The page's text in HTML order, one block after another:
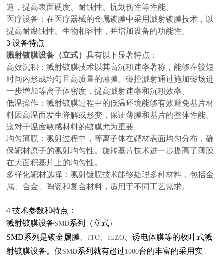
造，提高表面硬度、耐蚀性、抗划伤性等性能。
医疗设备：在医疗器械的金属镀膜中采用溅射镀膜技术，以
提高耐腐蚀性、生物相容性，并增加设备的功能性。
3设备特点
溅射镀膜设备（立式）具有以下显著特点：
高效沉积：溅射镀膜技术以其高沉积速率著称，能够在较短
时间内形成均匀且高质量的薄膜。磁控溅射通过施加磁场进
一步增加等离子体密度，提高溅射速率和沉积效率。
低温操作：溅射镀膜过程中的低温环境能够有效避免基片材
料因高温而发生降解或形变，保证薄膜和基片的整体性能。
这对于温度敏感材料的镀膜尤为重要。
均匀薄膜：溅射过程中，等离子体在靶材表面均匀分布，确
保靶材原子的溅射均匀性。旋转基片技术进一步提高了薄膜
在大面积基片上的均匀性。
多样化靶材选择：溅射镀膜技术能够处理多种材料，包括金
属、合金、陶瓷和复合材料，适用于不同工艺需求。
4技术参数和特点：
溅射镀膜设备SMD系列（立式）
SMD系列是镀金属膜、ITO 、IGZO 、诱电体膜等的枚叶式溅
射镀膜设备。仅 SMD系列就有超过1000台的丰富的采用实